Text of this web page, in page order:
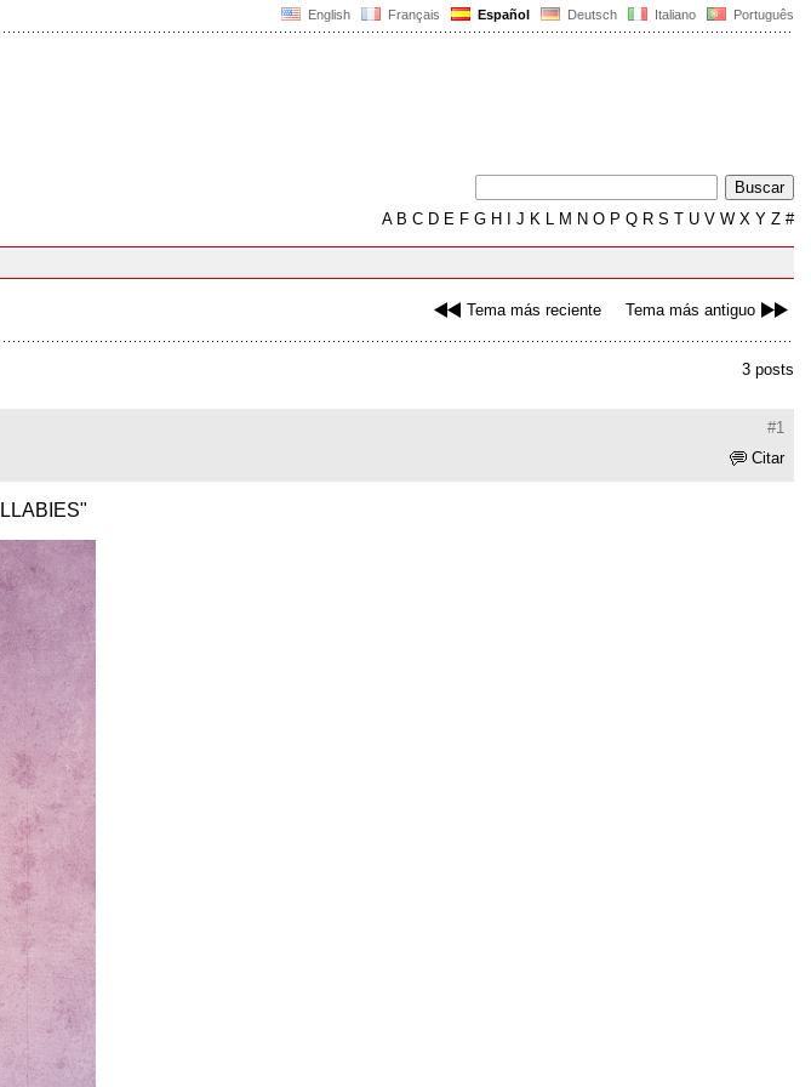
English Français Español Deutsch Italiano Português
AB C D E F G H J K L M N O P Q R S T U V W X Y Z #
Tema más reciente Tema más antiguo
3 posts
#1
Citar